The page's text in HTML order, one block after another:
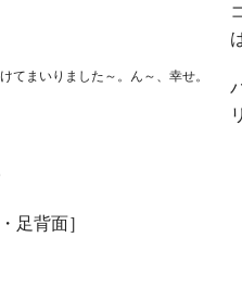
まいりました～。ん～、幸せ。
足背面］